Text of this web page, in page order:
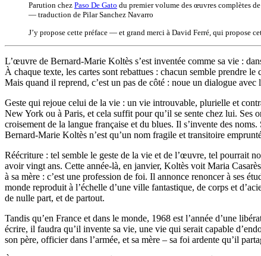
Parution chez Paso De Gato du premier volume des œuvres complètes
— traduction de Pilar Sanchez Navarro
J’y propose cette préface — et grand merci à David Ferré, qui propose
L’œuvre de Bernard-Marie Koltès s’est inventée comme sa vie :
À chaque texte, les cartes sont rebattues : chacun semble prendre
Mais quand il reprend, c’est un pas de côté : noue un dialogue
Geste qui rejoue celui de la vie : un vie introuvable, plurielle et
New York ou à Paris, et cela suffit pour qu’il se sente chez lui.
croisement de la langue française et du blues. Il s’invente des
Bernard-Marie Koltès n’est qu’un nom fragile et transitoire
Réécriture : tel semble le geste de la vie et de l’œuvre, tel pourrait
avoir vingt ans. Cette année-là, en janvier, Koltès voit Maria
à sa mère : c’est une profession de foi. Il annonce renoncer à ses
monde reproduit à l’échelle d’une ville fantastique, de corps et
de nulle part, et de partout.
Tandis qu’en France et dans le monde, 1968 est l’année d’une
écrire, il faudra qu’il invente sa vie, une vie qui serait capable
son père, officier dans l’armée, et sa mère – sa foi ardente qu’il